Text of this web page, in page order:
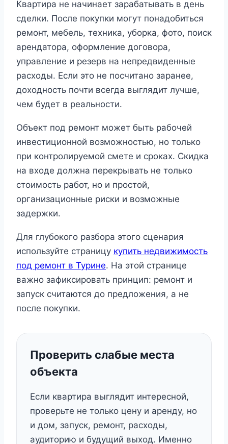
Квартира не начинает зарабатывать в день
сделки. После покупки могут понадобиться
ремонт, мебель, техника, уборка, фото, поиск
арендатора, оформление договора,
управление и резерв на непредвиденные
расходы. Если это не посчитано заранее,
доходность почти всегда выглядит лучше,
чем будет в реальности.
Объект под ремонт может быть рабочей
инвестиционной возможностью, но только
при контролируемой смете и сроках. Скидка
на входе должна перекрывать не только
стоимость работ, но и простой,
организационные риски и возможные
задержки.
Для глубокого разбора этого сценария
используйте страницу купить недвижимость
под ремонт в Турине. На этой странице
важно зафиксировать принцип: ремонт и
запуск считаются до предложения, а не
после покупки.
Проверить слабые места
объекта
Если квартира выглядит интересной,
проверьте не только цену и аренду, но
и дом, запуск, ремонт, расходы,
аудиторию и будущий выход. Именно